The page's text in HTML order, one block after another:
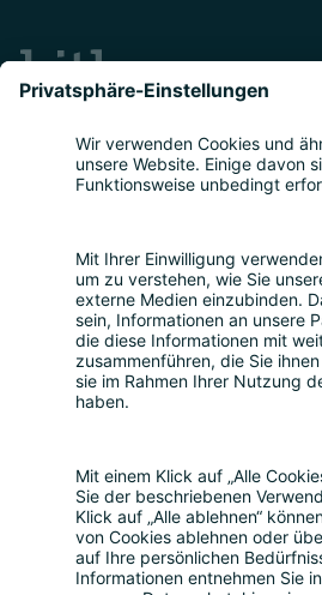
Teilnahme
Themen
Bitkom Events App
Über uns
Rückblick
Kontakt
Sonstiges